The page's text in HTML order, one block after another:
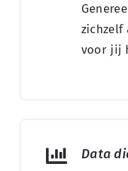
zichzelf
voor jij
Data